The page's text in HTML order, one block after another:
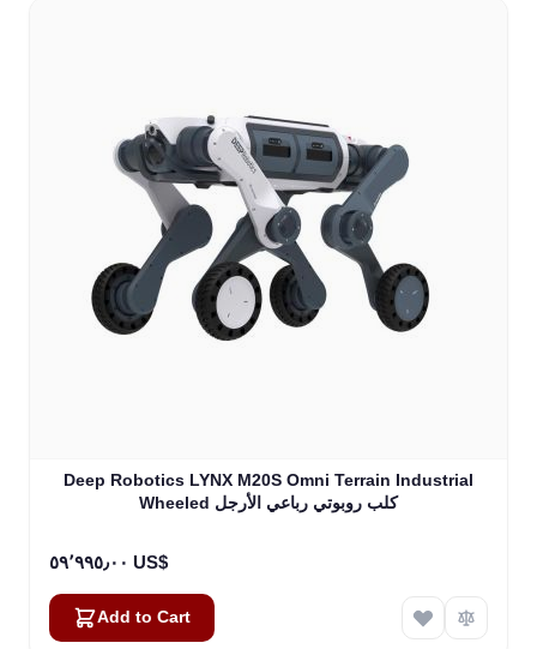
Deep Robotics LYNX M20S Omni Terrain Industrial
Wheeled كلب روبوتي رباعي الأرجل
٥٩٬٩٩٥٫٠٠ US$
Add to Cart